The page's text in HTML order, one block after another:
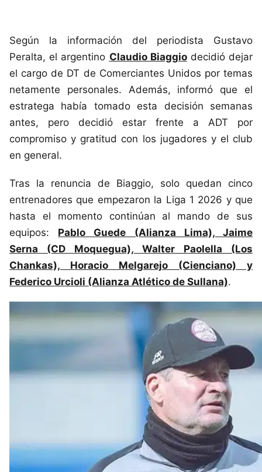
Según la información del periodista Gustavo
Peralta, el argentino Claudio Biaggiodecidió dejar
el cargo de DT de Comerciantes Unidos por temas
netamente personales. Además, informó que el
estratega había tomado esta decisión semanas
antes, pero decidió estar frente a ADT por
compromiso y gratitud con los jugadores y el club
en general.
Tras la renuncia de Biaggio, solo quedan cinco
entrenadores que empezaron la Liga 1 2026 y que
hasta el momento continúan al mando de sus
equipos: Pablo Guede (Alianza Lima), Jaime
Serna (CD Moquegua), Walter Paolella (Los
Chankas), Horacio Melgarejo (Cienciano) y
Federico Urcioli (Alianza Atlético de Sullana).